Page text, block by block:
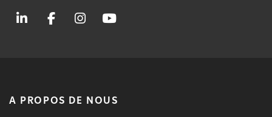
A PROPOS DE NOUS